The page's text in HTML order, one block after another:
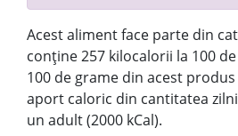
Acest aliment face parte din
conține 257 kilocalorii la 100
100 de grame din acest
aport caloric din cantitatea
un adult (2000 kCal).